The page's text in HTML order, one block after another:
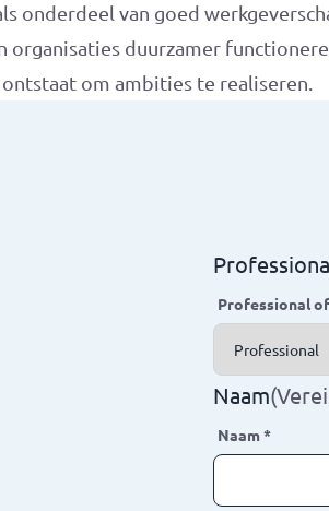
onderdeel van goed
organisaties duurzamer
om ambities te realiseren.
Professional
Naam
Naam*